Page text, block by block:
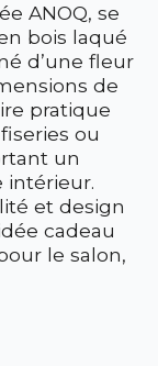
ANOQ, se
bois laqué
d’une fleur
de
pratique
ou
un
intérieur.
et design
cadeau
le salon,